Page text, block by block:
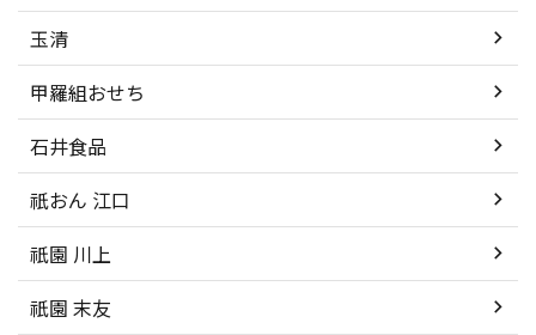
玉清
甲羅組おせち
石井食品
祇おん 江口
祇園 川上
祇園 末友